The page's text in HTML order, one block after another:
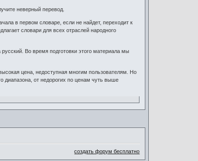
неверный перевод.
в первом словаре, если не найдет, переходит к
словари для всех отраслей народного
Во время подготовки этого материала мы
цена, недоступная многим пользователям. Но
диапазона, от недорогих по ценам чуть выше
создать форум бесплатно